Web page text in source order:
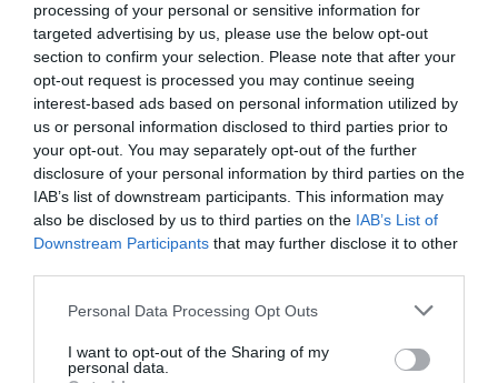
processing of your personal or sensitive information for
targeted advertising by us, please use the below opt-out
section to confirm your selection. Please note that after your
opt-out request is processed you may continue seeing
interest-based ads based on personal information utilized by
us or personal information disclosed to third parties prior to
your opt-out. You may separately opt-out of the further
disclosure of your personal information by third parties on the
IAB’s list of downstream participants. This information may
also be disclosed by us to third parties on the IAB’s List of
Downstream Participants that may further disclose it to other
Please note that this website/app uses one or more Google
not limited to your visit or usage behaviour. You may click to
grant or deny consent to Google and its third-party tags to
Personal Data Processing Opt Outs
I want to opt-out of the Sharing of my
personal data.
Legfrissebb híreink
A GYAKORNOKI MUNKA: LEHETŐSÉGEK ÉS
KIHÍVÁSOK A KARRIER KE...
2026. augusztus 09|Promóció
35 PERCES TANÓRÁK ÉS KEVESEBB HÁZI